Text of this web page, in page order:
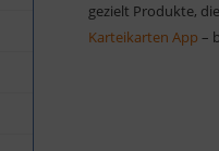
gezielt Produkte,
Karteikarten App –